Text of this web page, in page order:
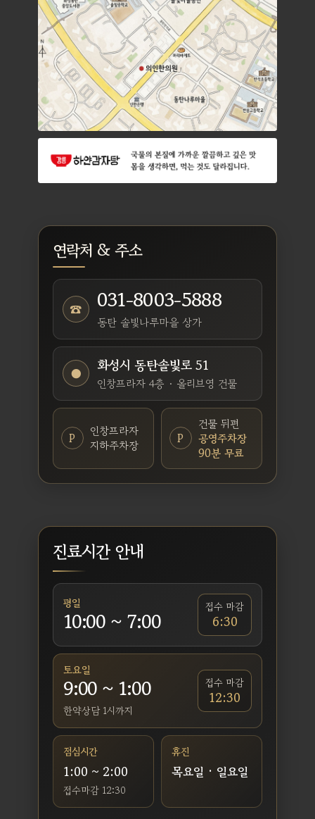
연락처 & 주소
☎ 031-8003-5888
동탄 솔빛나루마을 상가
● 화성시 동탄솔빛로 51
인창프라자 4층 · 올리브영 건물
P
인창프라자
지하주차장
P
건물 뒤편
공영주차장
90분 무료
진료시간 안내
평일
10:00 ~ 7:00
접수 마감
6:30
토요일
9:00 ~ 1:00
한약상담 1시까지
접수 마감
12:30
점심시간
1:00 ~ 2:00
접수마감 12:30
휴진
목요일 · 일요일